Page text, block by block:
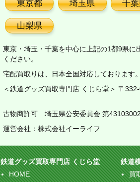
東京都 埼玉県 千
山梨県
東京・埼玉・千葉を中心に上記の1都9県に
ください。
宅配買取りは、日本全国対応しております
＜鉄道グッズ買取専門店 くじら堂＞ 〒
古物商許可 埼玉県公安委員会 第
運営会社：株式会社イーライフ
鉄道グッズ買取専門店 くじら堂
HOME
鉄道
買